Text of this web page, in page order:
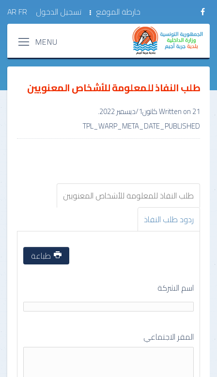
FR
AR خارطة الموقع تسجيل الدخول
طلب النفاذ للمعلومة للأشخاص المعنويين
Written on21 كانون1/ديسمبر 2022
.
TPL_WARP_META_DATE_PUBLISHED
طلب النفاذ للمعلومة للأشخاص المعنويين
ردود طلب النفاذ
طباعة
اسم الشركة
المقر الاجتماعي